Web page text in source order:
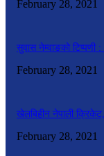
February 28, 2021
सुवास नेम्वाङको टिप्पणी :
February 28, 2021
खेलबिहीन नेपाली
February 28, 2021